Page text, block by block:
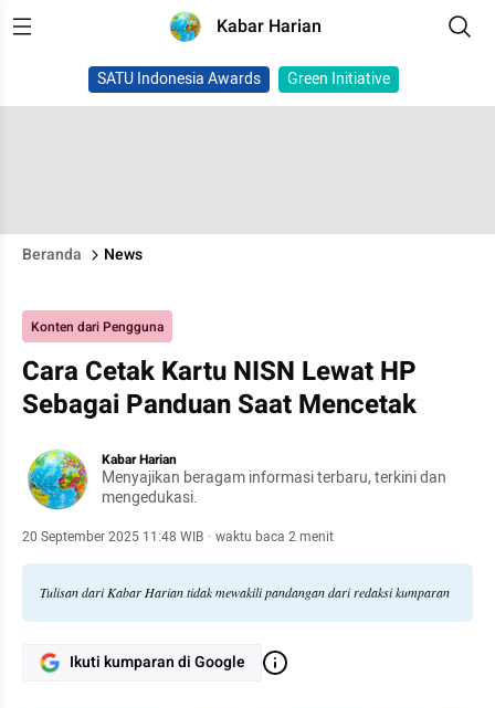
Kabar Harian
SATU Indonesia Awards Green Initiative
Beranda News
Konten dari Pengguna
Cara Cetak Kartu NISN Lewat HP
Sebagai Panduan Saat Mencetak
Kabar Harian
Menyajikan beragam informasi terbaru, terkini dan
mengedukasi.
20 September 2025 11:48 WIB · waktu baca 2 menit
Tulisan dari Kabar Harian tidak mewakili pandangan dari redaksi kumparan
Ikuti kumparan di Google